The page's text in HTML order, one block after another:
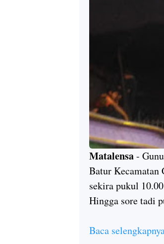
Matalensa-
Batur Kecamatan
sekira pukul
Hingga sore tadi
Baca